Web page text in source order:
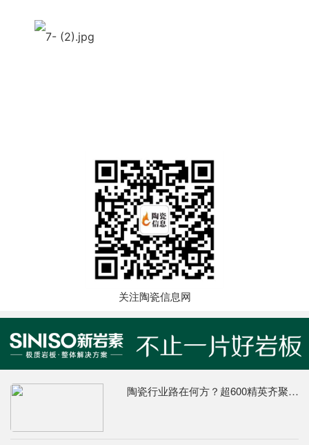
关注陶瓷信息网
陶瓷行业路在何方？超600精英齐聚陶业年度思想盛会，樊纲、何乾、龙建刚献智破局